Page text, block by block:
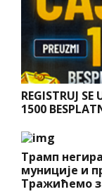
REGISTRUJ
1500
Трамп
муниције и
Тражићемо